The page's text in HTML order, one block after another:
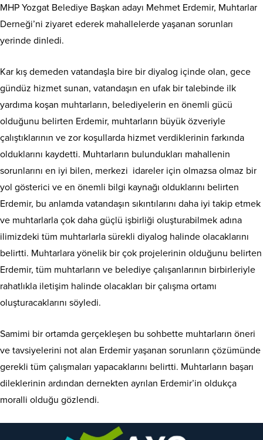
MHP Yozgat Belediye Başkan adayı Mehmet Erdemir, Muhtarlar
Derneği’ni ziyaret ederek mahallelerde yaşanan sorunları
yerinde dinledi.
Kar kış demeden vatandaşla bire bir diyalog içinde olan, gece
gündüz hizmet sunan, vatandaşın en ufak bir talebinde ilk
yardıma koşan muhtarların, belediyelerin en önemli gücü
olduğunu belirten Erdemir, muhtarların büyük özveriyle
çalıştıklarının ve zor koşullarda hizmet verdiklerinin farkında
olduklarını kaydetti. Muhtarların bulundukları mahallenin
sorunlarını en iyi bilen, merkezi idareler için olmazsa olmaz bir
yol gösterici ve en önemli bilgi kaynağı olduklarını belirten
Erdemir, bu anlamda vatandaşın sıkıntılarını daha iyi takip etmek
ve muhtarlarla çok daha güçlü işbirliği oluşturabilmek adına
ilimizdeki tüm muhtarlarla sürekli diyalog halinde olacaklarını
belirtti. Muhtarlara yönelik bir çok projelerinin olduğunu belirten
Erdemir, tüm muhtarların ve belediye çalışanlarının birbirleriyle
rahatlıkla iletişim halinde olacakları bir çalışma ortamı
oluşturacaklarını söyledi.
Samimi bir ortamda gerçekleşen bu sohbette muhtarların öneri
ve tavsiyelerini not alan Erdemir yaşanan sorunların çözümünde
gerekli tüm çalışmaları yapacaklarını belirtti. Muhtarların başarı
dileklerinin ardından dernekten ayrılan Erdemir’in oldukça
moralli olduğu gözlendi.